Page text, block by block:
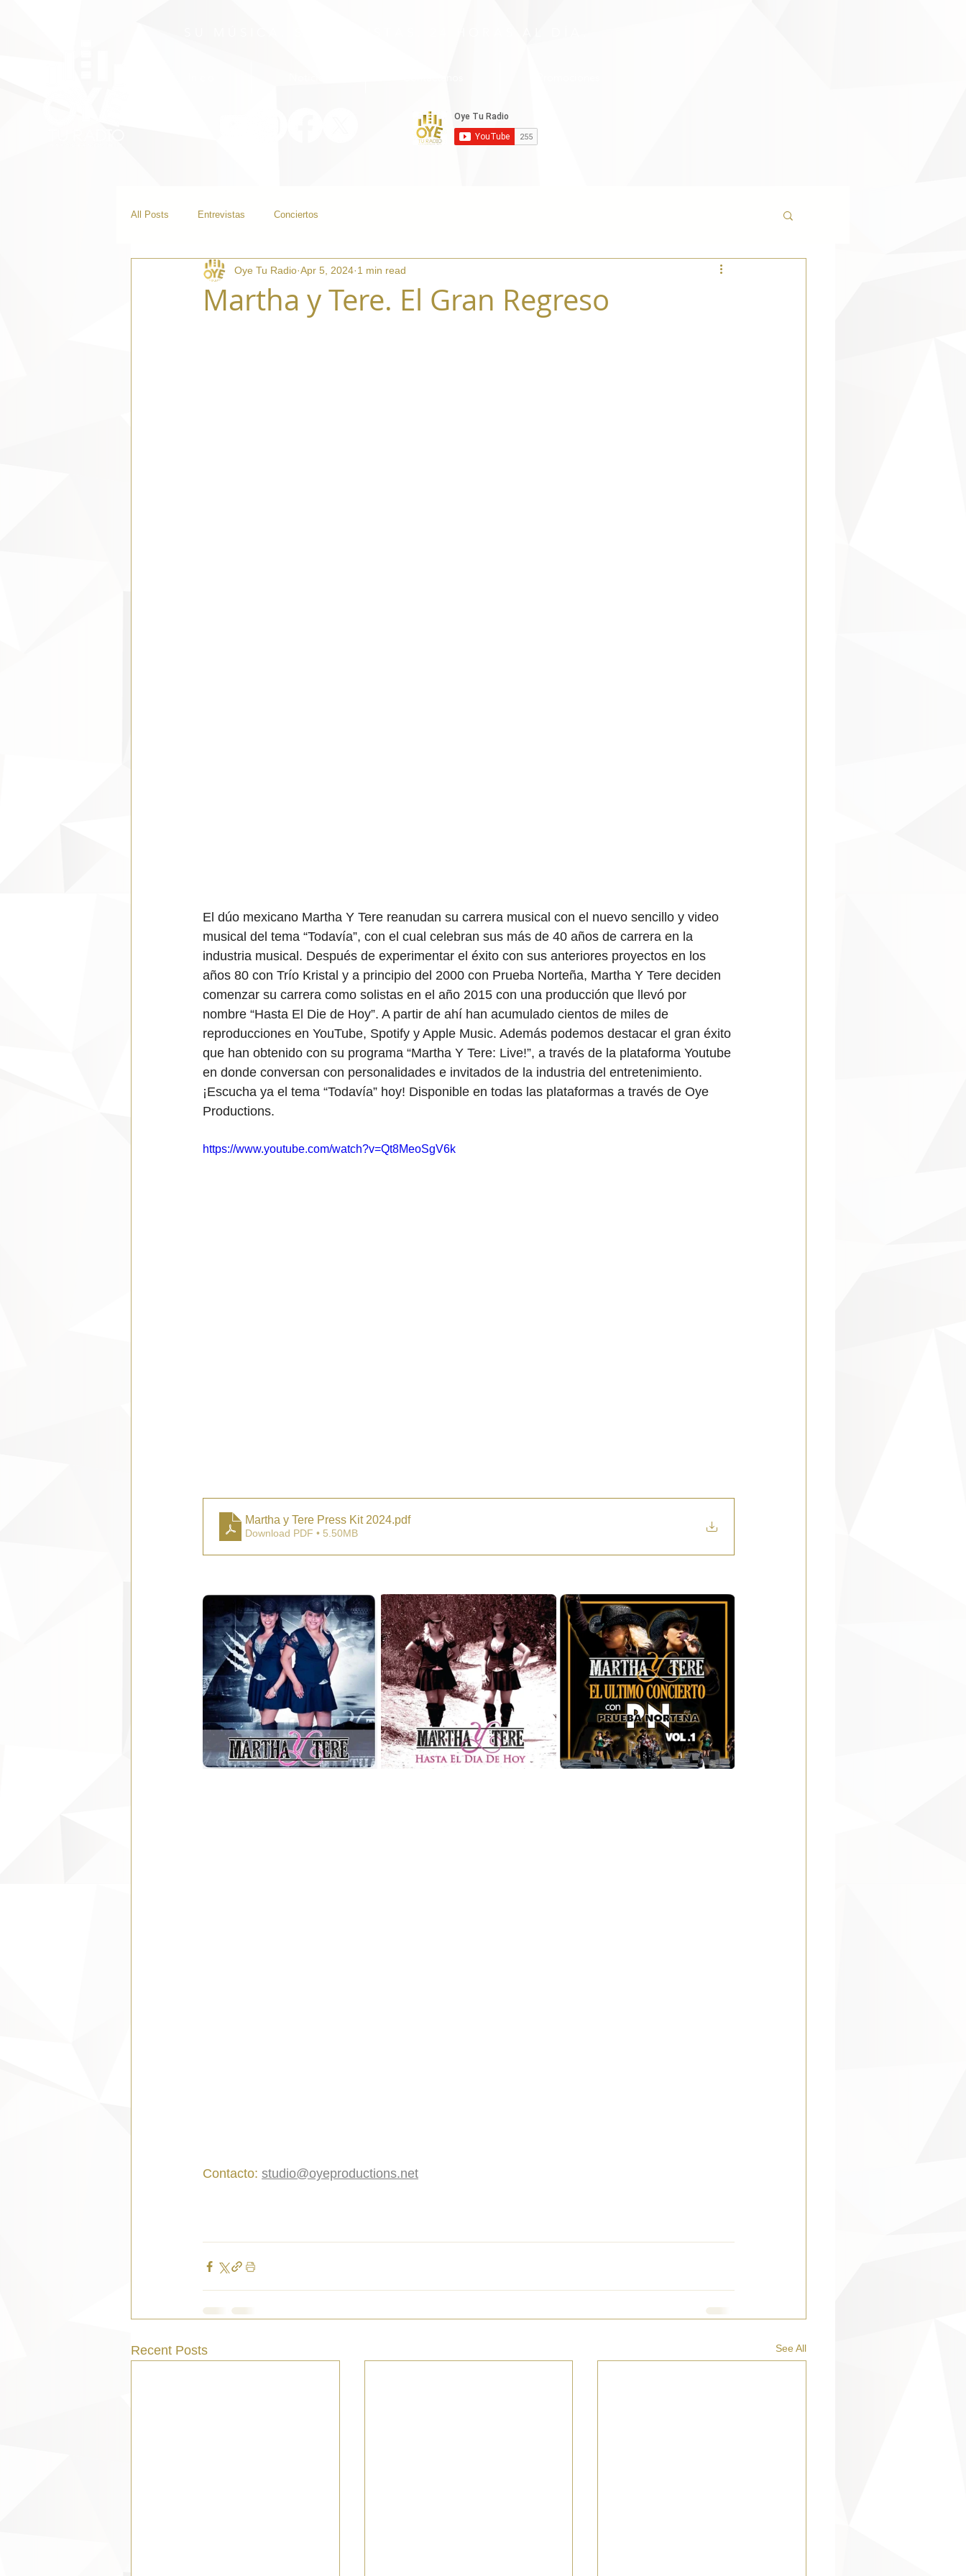
All Posts Entrevistas Conciertos
Martha y Tere. El Gran Regreso
Oye Tu Radio Apr 5, 2024 1 min read
El dúo mexicano Martha Y Tere reanudan su carrera musical con el nuevo sencillo y video
musical del tema “Todavía”, con el cual celebran sus más de 40 años de carrera en la
industria musical. Después de experimentar el éxito con sus anteriores proyectos en los
años 80 con Trío Kristal y a principio del 2000 con Prueba Norteña, Martha Y Tere deciden
comenzar su carrera como solistas en el año 2015 con una producción que llevó por
nombre “Hasta El Die de Hoy”. A partir de ahí han acumulado cientos de miles de
reproducciones en YouTube, Spotify y Apple Music. Además podemos destacar el gran éxito
que han obtenido con su programa “Martha Y Tere: Live!”, a través de la plataforma Youtube
en donde conversan con personalidades e invitados de la industria del entretenimiento.
¡Escucha ya el tema “Todavía” hoy! Disponible en todas las plataformas a través de Oye
Productions.
https://www.youtube.com/watch?v=Qt8MeoSgV6k
Martha y Tere Press Kit 2024.pdf
Download PDF • 5.50MB
Contacto: studio@oyeproductions.net
Recent Posts See All